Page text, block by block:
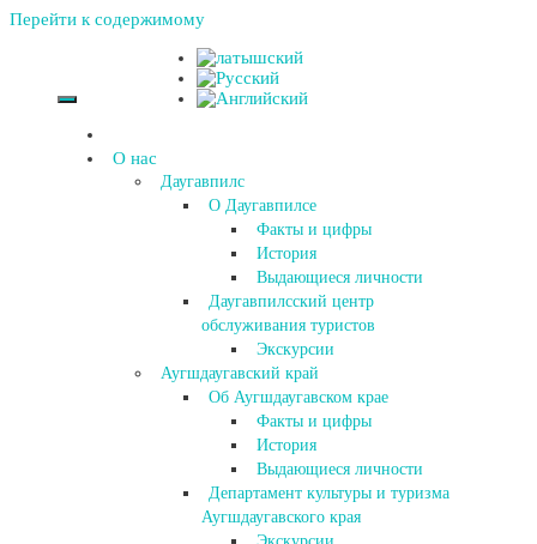
Перейти к содержимому
О нас
Даугавпилс
О Даугавпилсе
Факты и цифры
История
Выдающиеся личности
Даугавпилсский центр
обслуживания туристов
Экскурсии
Аугшдаугавский край
Об Аугшдаугавском крае
Факты и цифры
История
Выдающиеся личности
Департамент культуры и туризма
Аугшдаугавского края